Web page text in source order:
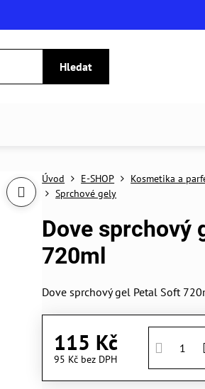
Hledat
Úvod E-SHOP Kosmetika a
Sprchové gely
Dove sprchový
720ml
Dove sprchový gel Petal Soft
115 Kč
95 Kč bez DPH